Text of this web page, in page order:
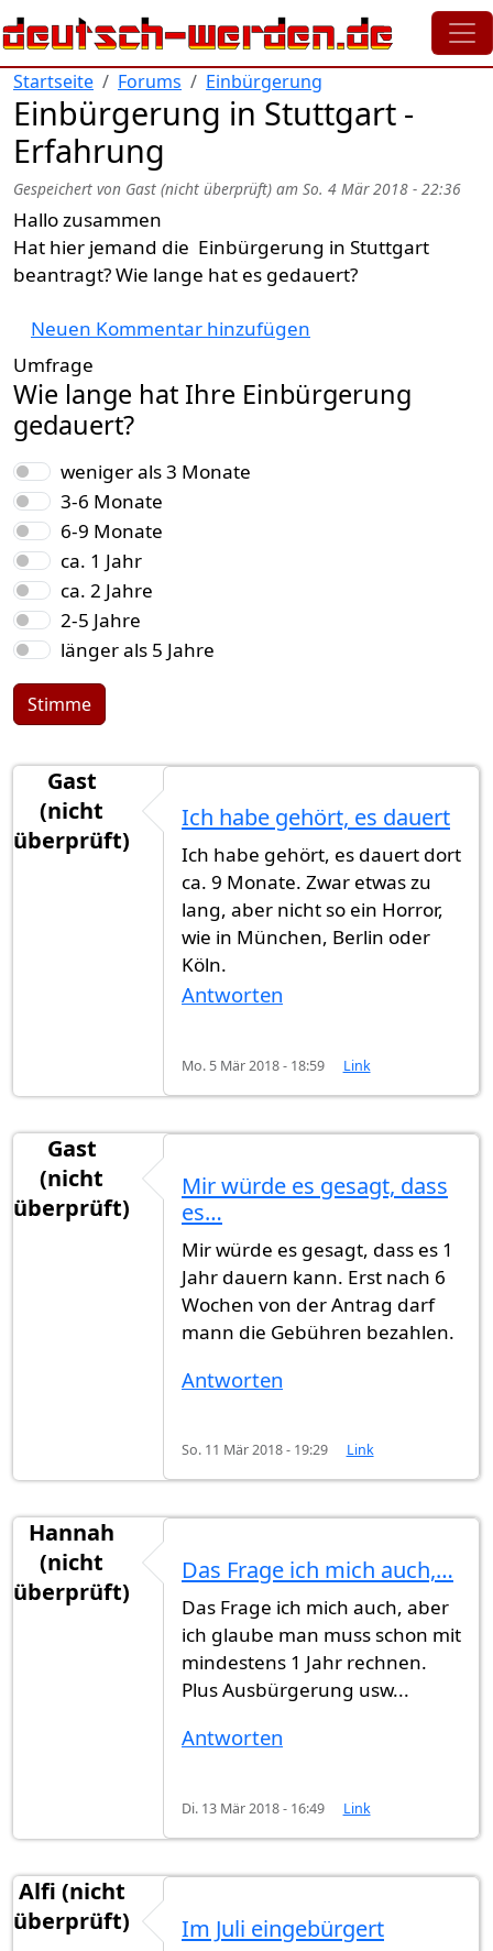
Direkt zum Inhalt
Startseite Forums Einbürgerung
Einbürgerung in Stuttgart -
Erfahrung
Gespeichert von Gast (nicht überprüft) am So. 4 Mär 2018 - 22:36
Hallo zusammen
Hat hier jemand die Einbürgerung in Stuttgart
beantragt? Wie lange hat es gedauert?
Neuen Kommentar hinzufügen
Umfrage
Wie lange hat Ihre Einbürgerung
gedauert?
Auswahlmöglichkeiten
weniger als 3 Monate
3-6 Monate
6-9 Monate
ca. 1 Jahr
ca. 2 Jahre
2-5 Jahre
länger als 5 Jahre
Stimme
Gast
(nicht
überprüft)
Ich habe gehört, es dauert
Ich habe gehört, es dauert dort
ca. 9 Monate. Zwar etwas zu
lang, aber nicht so ein Horror,
wie in München, Berlin oder
Köln.
Antworten
Mo. 5 Mär 2018 - 18:59 Link
Gast
(nicht
überprüft)
Mir würde es gesagt, dass
es…
Mir würde es gesagt, dass es 1
Jahr dauern kann. Erst nach 6
Wochen von der Antrag darf
mann die Gebühren bezahlen.
Antworten
So. 11 Mär 2018 - 19:29 Link
Hannah
(nicht
überprüft)
Das Frage ich mich auch,…
Das Frage ich mich auch, aber
ich glaube man muss schon mit
mindestens 1 Jahr rechnen.
Plus Ausbürgerung usw...
Antworten
Di. 13 Mär 2018 - 16:49 Link
Alfi (nicht
überprüft)
Im Juli eingebürgert